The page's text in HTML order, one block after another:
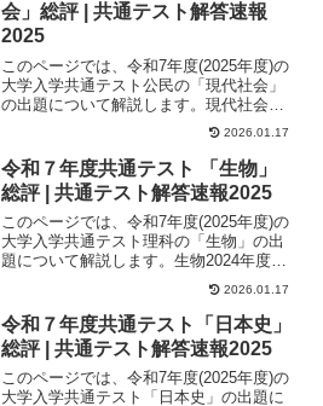
会」総評 | 共通テスト解答速報
2025
このページでは、令和7年度(2025年度)の
大学入学共通テスト公民の「現代社会」
の出題について解説します。現代社会複
雑な資料や表を読み取ったうえで解答を
2026.01.17
令和７年度共通テスト 「生物」
総評 | 共通テスト解答速報2025
このページでは、令和7年度(2025年度)の
大学入学共通テスト理科の「生物」の出
題について解説します。生物2024年度入
試は、それ以前とは異なり、実験考察問
2026.01.17
令和７年度共通テスト「日本史」
総評 | 共通テスト解答速報2025
このページでは、令和7年度(2025年度)の
大学入学共通テスト「日本史」の出題に